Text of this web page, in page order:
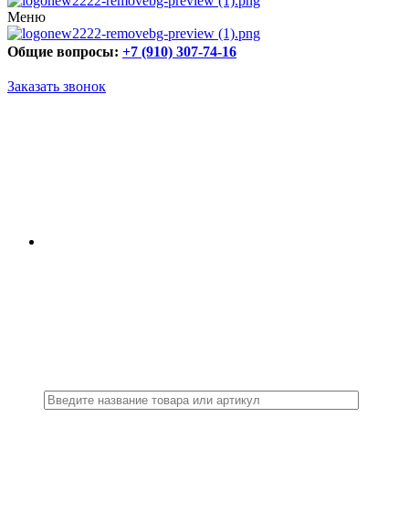
Меню
Общие вопросы: +7 (910) 307-74-16
Заказать звонок